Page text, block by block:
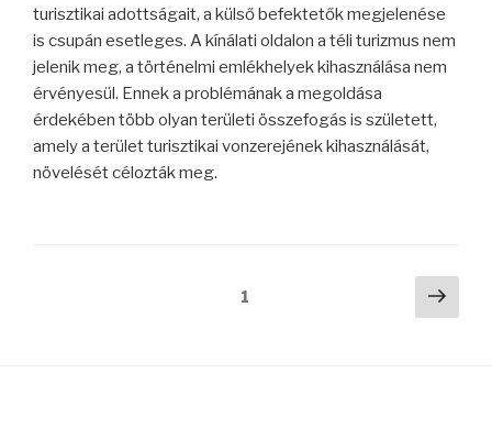
turisztikai adottságait, a külső befektetők megjelenése
is csupán esetleges. A kínálati oldalon a téli turizmus nem
jelenik meg, a történelmi emlékhelyek kihasználása nem
érvényesül. Ennek a problémának a megoldása
érdekében több olyan területi összefogás is született,
amely a terület turisztikai vonzerejének kihasználását,
növelését célozták meg.
1
oldal